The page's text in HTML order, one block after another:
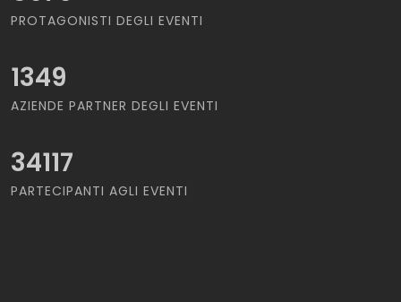
PROTAGONISTI DEGLI EVENTI
1349
AZIENDE PARTNER DEGLI EVENTI
34117
PARTECIPANTI AGLI EVENTI